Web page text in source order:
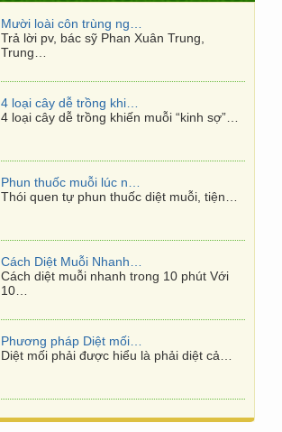
Trả lời pv, bác sỹ Phan Xuân Trung,
Trung…
4 loại cây dễ trồng khiến muỗi “kinh sợ”…
Thói quen tự phun thuốc diệt muỗi, tiện…
Cách diệt muỗi nhanh trong 10 phút Với
10…
Diệt mối phải được hiểu là phải diệt cả…
Diệt mối tại quận 7